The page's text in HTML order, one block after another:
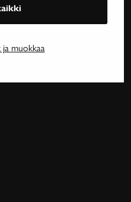
muokkaa
kuntoutuksesta ja
jäsenyhdistysten